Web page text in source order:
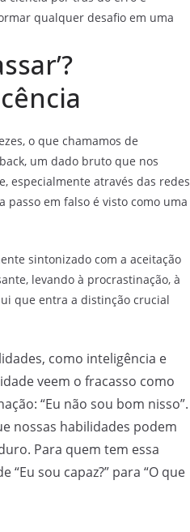
qualquer desafio em uma
o que chamamos de
um dado bruto que nos
especialmente através das redes
em falso é visto como uma
sintonizado com a aceitação
levando à procrastinação, à
que entra a distinção crucial
como inteligência e
veem o fracasso como
“Eu não sou bom nisso”.
nossas habilidades podem
Para quem tem essa
sou capaz?” para “O que